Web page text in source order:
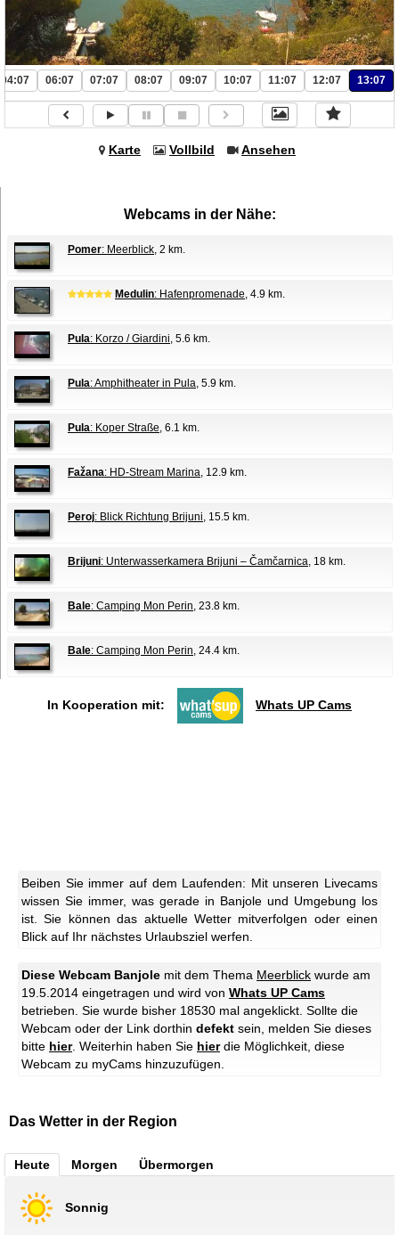
04:07 06:07 07:07 08:07 09:07 10:07 11:07 12:07 13:07
Karte Vollbild Ansehen
Webcams in der Nähe:
Pomer: Meerblick, 2 km.
Medulin: Hafenpromenade, 4.9 km.
Pula: Korzo / Giardini, 5.6 km.
Pula: Amphitheater in Pula, 5.9 km.
Pula: Koper Straße, 6.1 km.
Fažana: HD-Stream Marina, 12.9 km.
Peroj: Blick Richtung Brijuni, 15.5 km.
Brijuni: Unterwasserkamera Brijuni – Čamčarnica, 18 km.
Bale: Camping Mon Perin, 23.8 km.
Bale: Camping Mon Perin, 24.4 km.
In Kooperation mit: Whats UP Cams
Beiben Sie immer auf dem Laufenden: Mit unseren Livecams
wissen Sie immer, was gerade in Banjole und Umgebung los
ist. Sie können das aktuelle Wetter mitverfolgen oder einen
Blick auf Ihr nächstes Urlaubsziel werfen.
Diese Webcam Banjole mit dem Thema Meerblick wurde am
19.5.2014 eingetragen und wird von Whats UP Cams
betrieben. Sie wurde bisher 18530 mal angeklickt. Sollte die
Webcam oder der Link dorthin defekt sein, melden Sie dieses
bitte hier. Weiterhin haben Sie hierdie Möglichkeit, diese
Webcam zu myCams hinzuzufügen.
Das Wetter in der Region
Heute Morgen Übermorgen
Sonnig